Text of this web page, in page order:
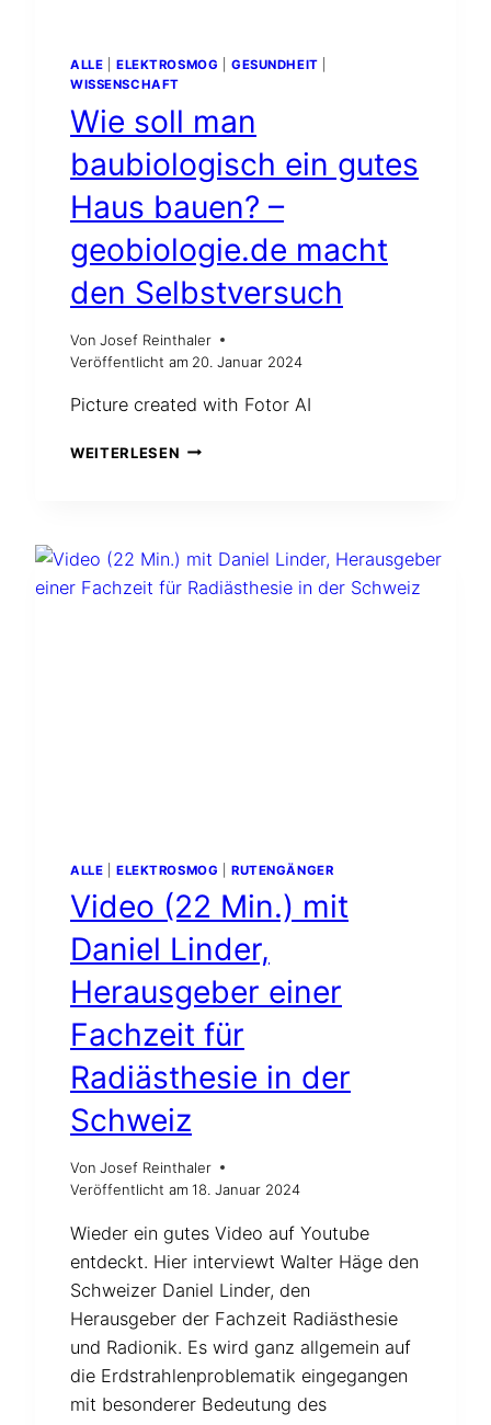
ALLE ELEKTROSMOG GESUNDHEIT
WISSENSCHAFT
Wie soll man
baubiologisch ein gutes
Haus bauen? –
geobiologie.de macht
den Selbstversuch
Von Josef Reinthaler
Veröffentlicht am 20. Januar 2024
Picture created with Fotor AI
WEITERLESEN WIE
GUTES
HAUS
BAUEN?
ALLE ELEKTROSMOG RUTENGÄNGER
Video (22 Min.) mit
Daniel Linder,
Herausgeber einer
Fachzeit für
Radiästhesie in der
Schweiz
Von Josef Reinthaler
Veröffentlicht am 18. Januar 2024
Wieder ein gutes Video auf Youtube
entdeckt. Hier interviewt Walter Häge den
Schweizer Daniel Linder, den
Herausgeber der Fachzeit Radiästhesie
und Radionik. Es wird ganz allgemein auf
die Erdstrahlenproblematik eingegangen
mit besonderer Bedeutung des